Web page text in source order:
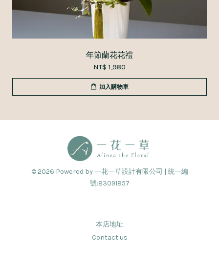
年節蘭花花禮
NT$ 1,980
加入購物車
© 2026 Powered by 一花一草設計有限公司 | 統一編
號:83091857
本店地址
Contact us